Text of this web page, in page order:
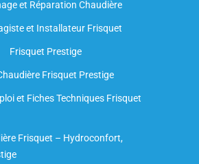
et Réparation Chaudière
et Installateur Frisquet
Frisquet Prestige
Frisquet Prestige
et Fiches Techniques Frisquet
Frisquet – Hydroconfort,